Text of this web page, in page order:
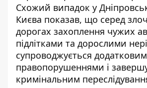
Схожий випадок у
Києва показав, що серед
дорогах захоплення чужих
підлітками та дорослими
супроводжується
правопорушеннями і
кримінальним